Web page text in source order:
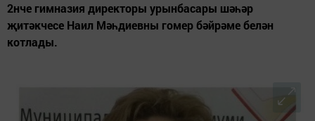
2нче гимназия директоры урынбасары шәһәр
җитәкчесе Наил Мәһдиевны гомер бәйрәме белән
котлады.